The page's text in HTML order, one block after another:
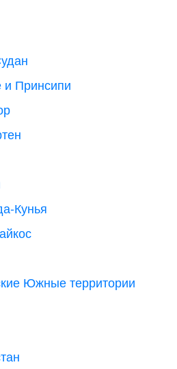
Принсипи
Кунья
Южные территории